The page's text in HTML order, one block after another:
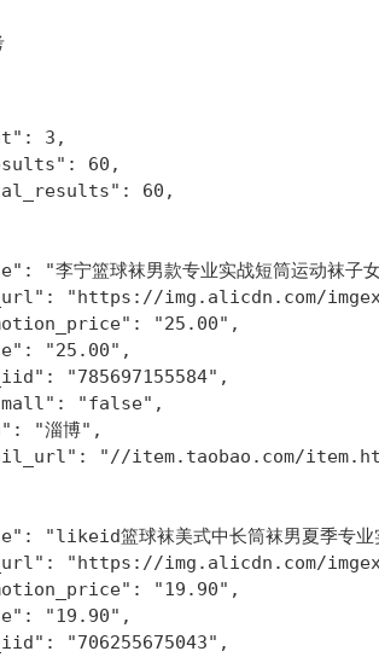
3,
60,
60,
"李宁篮球袜男款专业实战短筒运动袜子
"https://img.alicdn.com/
"25.00",
"25.00",
"785697155584",
"false",
"淄博",
"//item.taobao.com/
"likeid篮球袜美式中长筒袜男夏季专业
"https://img.alicdn.com/
"19.90",
"19.90",
"706255675043",